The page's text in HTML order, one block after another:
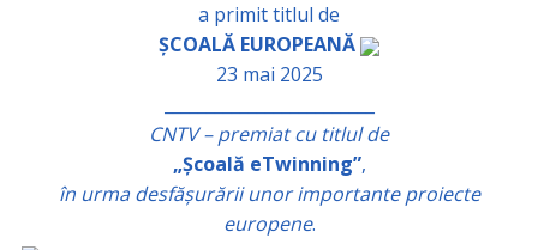
a primit titlul de
ȘCOALĂ EUROPEANĂ
23 mai 2025
CNTV – premiat cu titlul de
„Școală eTwinning”,
în urma desfășurării unor importante proiecte
europene.